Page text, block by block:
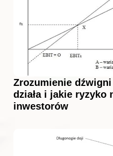
Zrozumienie
działa i jakie ryzyko
inwestorów